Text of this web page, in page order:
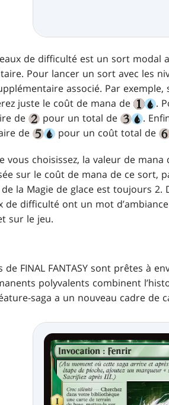
de difficulté est un sort modal
Pour lancer un sort avec les
associé. Par exemple,
juste le coût de mana de
.
de
pour un total de
.
de
pour un coût total de
vous choisissez, la valeur de
sur le coût de mana de ce sort,
de la Magie de glace est toujours
de difficulté ont un mot
sur le jeu.
de FINAL FANTASY sont prêtes à
polyvalents combinent
saga a un nouveau cadre de